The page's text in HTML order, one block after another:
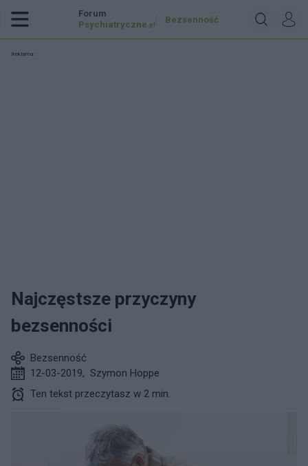
Forum
Psychiatryczne .pl Bezsenność
Reklama:
Najczęstsze przyczyny
bezsenności
Bezsenność
12-03-2019, Szymon Hoppe
Ten tekst przeczytasz w 2 min.